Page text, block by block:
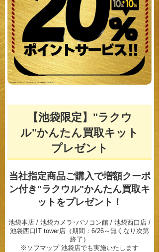
【池袋限定】"ラクウ
ル"かんたん買取キット
プレゼント
当社指定商品ご購入で増額クーポ
ン付き"ラクウル"かんたん買取キ
ットをプレゼント！
池袋本店 / 池袋カメラ･パソコン館 / 池袋西口店 /
池袋西口IT tower店（期間：6/26～無くなり次第
終了）
※ソフマップ 池袋店でも実施いたします